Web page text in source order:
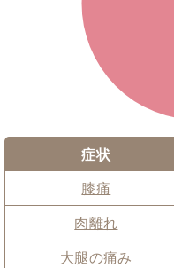
症状
膝痛
肉離れ
大腿の痛み